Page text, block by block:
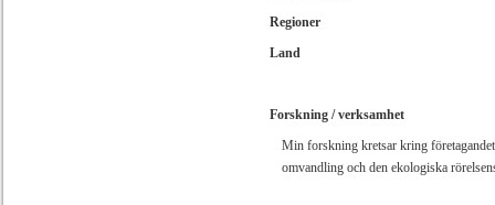
Regioner
Land
Forskning / verksamhet
Min forskning kretsar kring
omvandling och den ekologiska